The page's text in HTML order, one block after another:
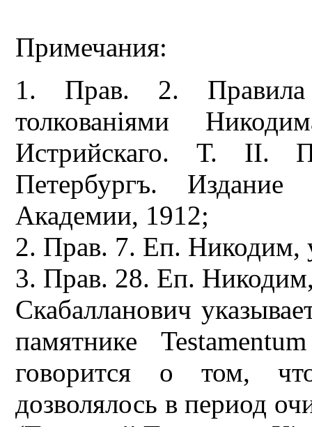
Примечания:
1. Прав. 2. Правила
толкованiями
Истрийскаго. Т. II.
Петербургъ. Издание
Академии, 1912;
2. Прав. 7. Еп. Никодим,
3. Прав. 28. Еп.
Скабалланович
памятнике
говорится о том,
дозволялось в период